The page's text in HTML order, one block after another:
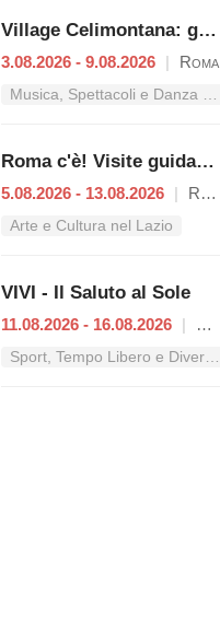
Village Celimontana: gli appuntamenti dal 3 al 9 agosto
3.08.2026 - 9.08.2026 | Roma
Roma c'è! Visite guidate (anche per bambini) dal 5 al 13 agosto 2026
5.08.2026 - 13.08.2026 | Roma
Arte e Cultura nel Lazio
VIVI - Il Saluto al Sole
11.08.2026 - 16.08.2026 |